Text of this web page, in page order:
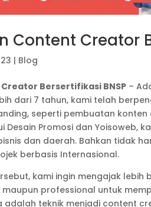
Content Creator
| Blog
Bersertifikasi BNSP –
dari 7 tahun, kami telah
seperti pembuatan
Desain Promosi dan Yoisoweb,
dan daerah. Bahkan tidak
berbasis Internasional.
kami ingin mengajak lebih
professional untuk
adalah teknik menjadi content